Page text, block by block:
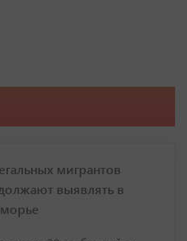
мигрантов
выявлять в